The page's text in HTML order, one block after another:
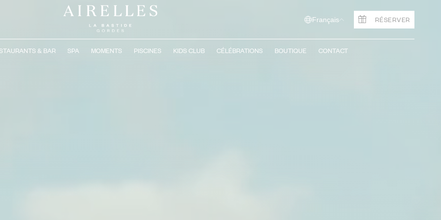
Français RÉSERVER
& BAR SPA MOMENTS PISCINES KIDS CLUB CÉLÉBRATIONS BOUTIQUE CONTACT